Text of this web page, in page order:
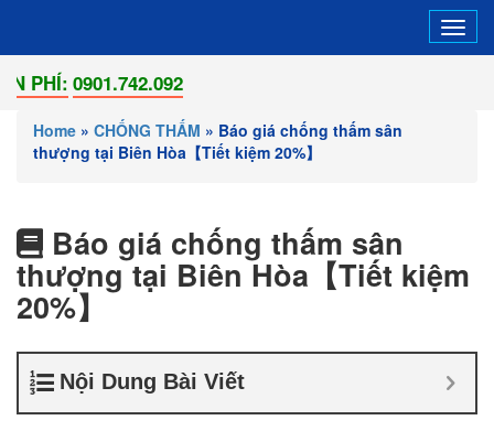
0901.742.092
Home » CHỐNG THẤM » Báo giá chống thấm sân
thượng tại Biên Hòa【Tiết kiệm 20%】
Báo giá chống thấm sân
thượng tại Biên Hòa【Tiết kiệm
20%】
Nội Dung Bài Viết